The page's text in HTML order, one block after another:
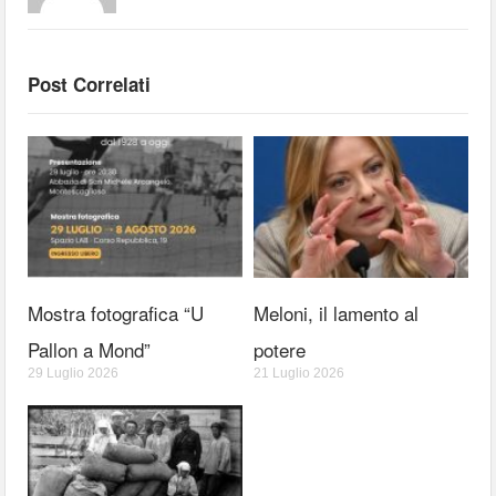
Post Correlati
Mostra fotografica “U
Pallon a Mond”
29 Luglio 2026
Meloni, il lamento al
potere
21 Luglio 2026